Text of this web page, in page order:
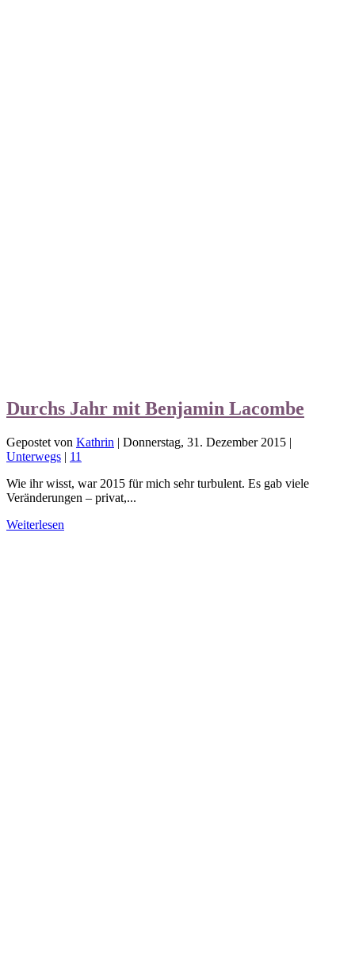
Durchs Jahr mit Benjamin Lacombe
Gepostet von Kathrin | Donnerstag, 31. Dezember 2015 |
Unterwegs | 11
Wie ihr wisst, war 2015 für mich sehr turbulent. Es gab viele
Veränderungen – privat,...
Weiterlesen